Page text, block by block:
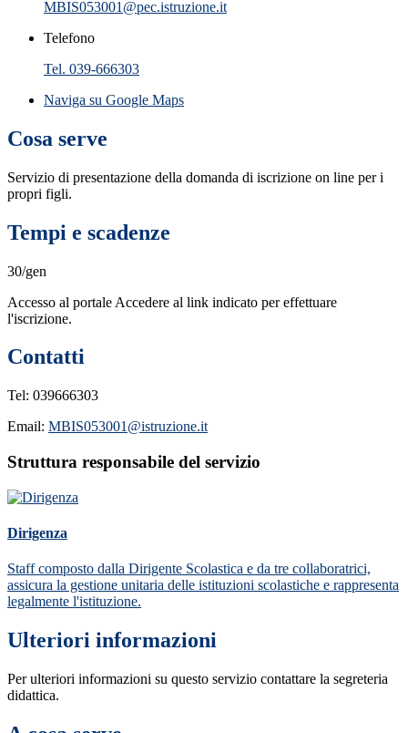
MBIS053001@pec.istruzione.it
Telefono
Tel. 039-666303
Naviga su Google Maps
Cosa serve
Servizio di presentazione della domanda di iscrizione on line per i
propri figli.
Tempi e scadenze
30/gen
Accesso al portale Accedere al link indicato per effettuare
l'iscrizione.
Contatti
Tel: 039666303
Email: MBIS053001@istruzione.it
Struttura responsabile del servizio
Dirigenza
Staff composto dalla Dirigente Scolastica e da tre collaboratrici,
assicura la gestione unitaria delle istituzioni scolastiche e rappresenta
legalmente l'istituzione.
Ulteriori informazioni
Per ulteriori informazioni su questo servizio contattare la segreteria
didattica.